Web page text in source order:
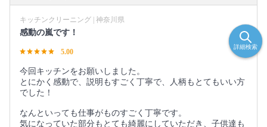
キッチンクリーニング | 神奈川県
感動の嵐です！
5.00
今回キッチンをお願いしました。
とにかく感動で、説明もすごく丁寧で、人柄もとてもいい方
でした！
なんといっても仕事がものすごく丁寧です。
気になっていた部分もとても綺麗にしていただき、子供達も
詳細検索